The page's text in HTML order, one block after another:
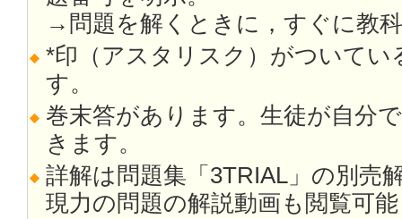
→問題を解くときに，すぐに教
*印（アスタリスク）がついてい
す。
巻末答があります。生徒が自分
きます。
詳解は問題集「3TRIAL」の別売
現力の問題の解説動画も閲覧可